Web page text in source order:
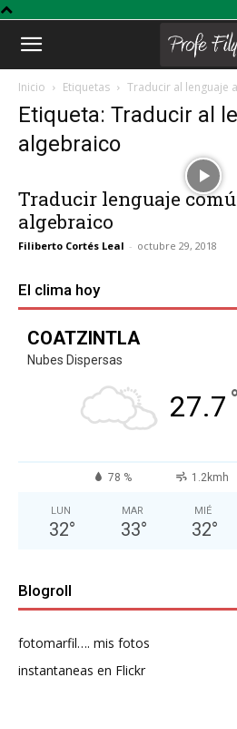
Profe
Inicio Etiquetas Traducir al lenguaje
Etiqueta: Traducir al
algebraico
Traducir lenguaje
algebraico
Filiberto Cortés Leal - octubre 29, 2018
El clima hoy
COATZINTLA
Nubes Dispersas
27.7 °
78 % 1.2kmh
LUN
32°
MAR
33°
MIÉ
32°
Blogroll
fotomarfil…. mis fotos
instantaneas en Flickr